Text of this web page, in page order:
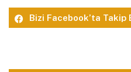
Bizi Facebook’ta Takip